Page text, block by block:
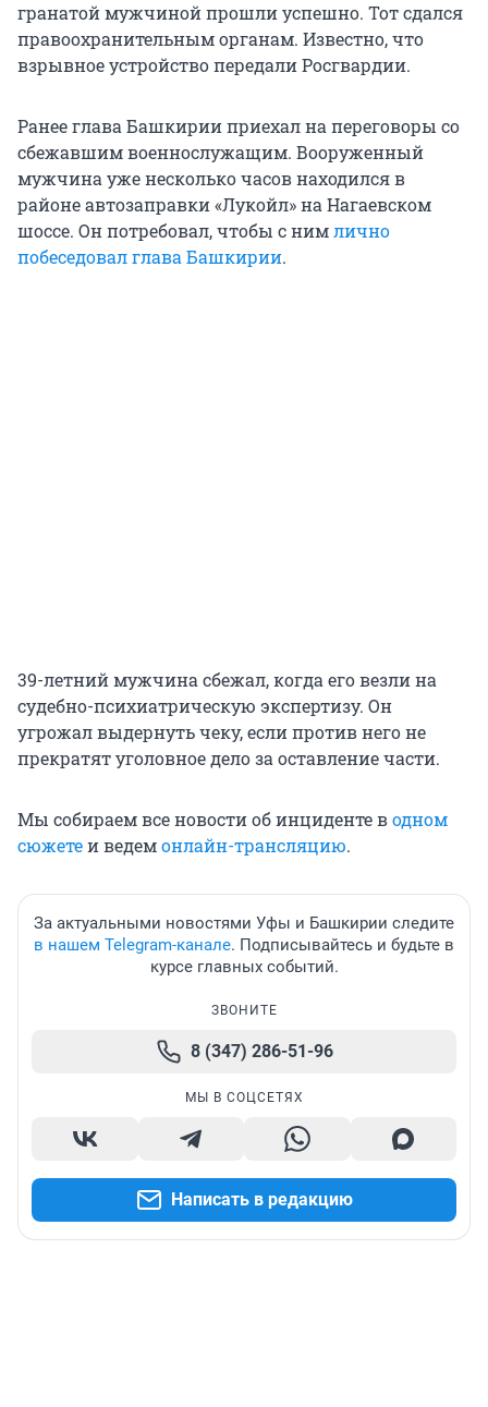
гранатой мужчиной прошли успешно. Тот сдался
правоохранительным органам. Известно, что
взрывное устройство передали Росгвардии.
Ранее глава Башкирии приехал на переговоры со
сбежавшим военнослужащим. Вооруженный
мужчина уже несколько часов находился в
районе автозаправки «Лукойл» на Нагаевском
шоссе. Он потребовал, чтобы с нимлично
побеседовал глава Башкирии.
39-летний мужчина сбежал, когда его везли на
судебно-психиатрическую экспертизу. Он
угрожал выдернуть чеку, если против него не
прекратят уголовное дело за оставление части.
Мы собираем все новости об инциденте водном
сюжетеи ведемонлайн-трансляцию.
За актуальными новостями Уфы и Башкирии следите
в нашем Telegram-канале. Подписывайтесь и будьте в
курсе главных событий.
ЗВОНИТЕ
8 (347) 286-51-96
МЫ В СОЦСЕТЯХ
Написать в редакцию